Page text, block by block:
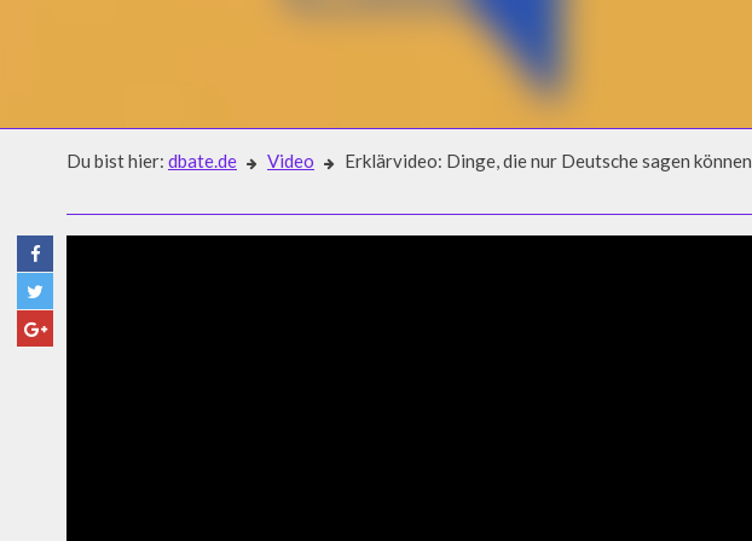
Du bist hier: dbate.de Video Erklärvideo: Dinge, die nur Deutsche sagen können